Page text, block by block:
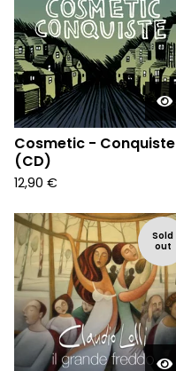
Cosmetic - Conquiste
(CD)
12,90 €
Sold
out